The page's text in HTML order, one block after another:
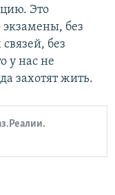
Это
экзамены, без
без
у нас не
захотят жить.